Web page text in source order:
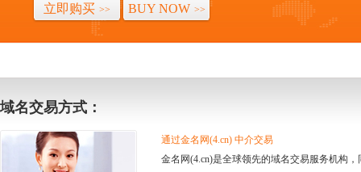
立即购买 >> BUY NOW >>
域名交易方式：
通过金名网(4.cn) 中介交易
金名网(4.cn)是全球领先的域名交易服务机构